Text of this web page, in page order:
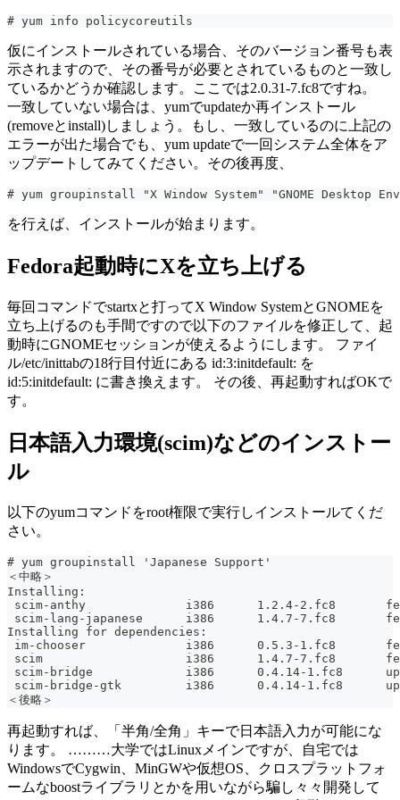
# yum info policycoreutils
仮にインストールされている場合、そのバージョン番号も表
示されますので、その番号が必要とされているものと一致し
ているかどうか確認します。ここでは2.0.31-7.fc8ですね。
一致していない場合は、yumでupdateか再インストール
(removeとinstall)しましょう。もし、一致しているのに上記の
エラーが出た場合でも、yum updateで一回システム全体をア
ップデートしてみてください。その後再度、
# yum groupinstall "X Window System" "GNOME Desktop
を行えば、インストールが始まります。
Fedora起動時にXを立ち上げる
毎回コマンドでstartxと打ってX Window SystemとGNOMEを
立ち上げるのも手間ですので以下のファイルを修正して、起
動時にGNOMEセッションが使えるようにします。 ファイ
ル/etc/inittabの18行目付近にある id:3:initdefault: を
id:5:initdefault: に書き換えます。 その後、再起動すればOKで
す。
日本語入力環境(scim)などのインストー
ル
以下のyumコマンドをroot権限で実行しインストールてくだ
さい。
# yum groupinstall 'Japanese Support'
＜中略＞
Installing:
scim-anthy              i386      1.2.4-2.fc8
scim-lang-japanese      i386      1.4.7-7.fc8
Installing for dependencies:
im-chooser              i386      0.5.3-1.fc8
scim                    i386      1.4.7-7.fc8
scim-bridge             i386      0.4.14-1.fc8
scim-bridge-gtk         i386      0.4.14-1.fc8
＜後略＞
再起動すれば、「半角/全角」キーで日本語入力が可能にな
ります。 ………大学ではLinuxメインですが、自宅では
WindowsでCygwin、MinGWや仮想OS、クロスプラットフォ
ームなboostライブラリとかを用いながら騙し々々開発して